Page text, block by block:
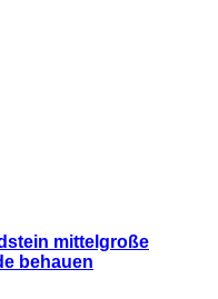
mittelgroße
behauen